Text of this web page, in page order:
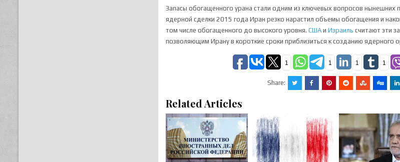
Запасы обогащенного урана стали одним из ключевых вопросов
ядерной сделки 2015 года Иран резко нарастил объемы обогащения и
том числе обогащенного до высокого уровня.США иИзраиль считают эти
позволяющим Ирану в короткие сроки приблизиться к созданию ядерного
1 1 1 1
Share:
Related Articles